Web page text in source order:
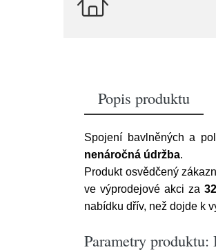
Popis produktu
Spojení bavlněných a
nenáročná údržba.
Produkt osvědčený
ve výprodejové akci za
nabídku dřív, než dojde k
Parametry